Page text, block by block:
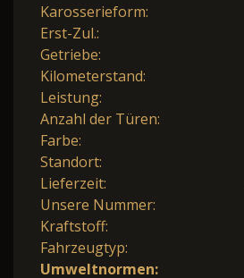
Karosserieform:
Erst-Zul.:
Getriebe:
Kilometerstand:
Leistung:
Anzahl der Türen:
Farbe:
Standort:
Lieferzeit:
Unsere Nummer:
Kraftstoff:
Fahrzeugtyp:
Umweltnormen: